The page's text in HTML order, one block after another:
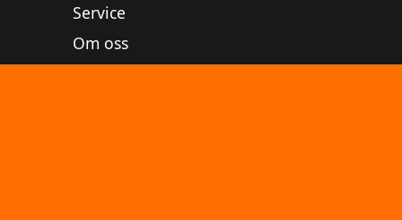
Service
Om oss